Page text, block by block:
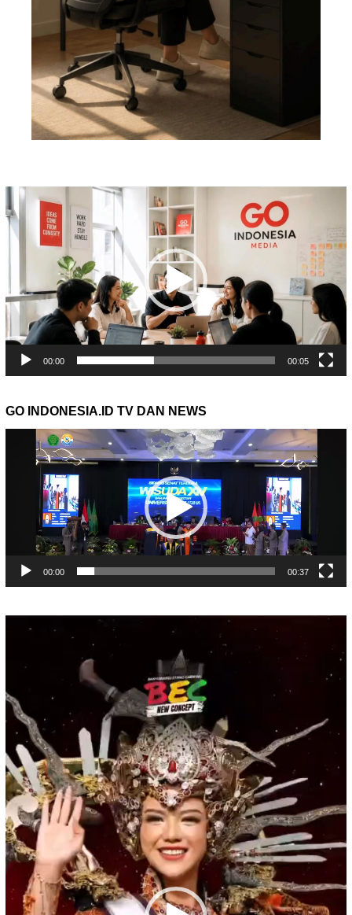
Pemutar
Video
00:00 00:05
GO INDONESIA.ID TV DAN NEWS
Pemutar
00:00 00:37